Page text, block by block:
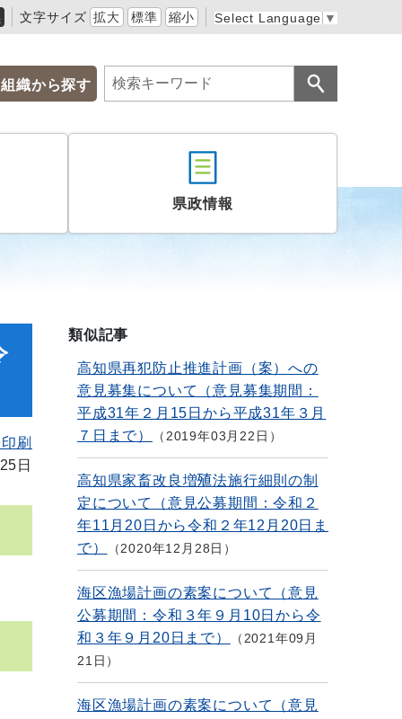
文字サイズ 拡大 標準 縮小 Select Language ▼
組織から探す
県政情報
刷
日
類似記事
高知県再犯防止推進計画（案）への
意見募集について（意見募集期間：
平成31年２月15日から平成31年３月
７日まで）
2019年03月22日
高知県家畜改良増殖法施行細則の制
定について（意見公募期間：令和２
年11月20日から令和２年12月20日ま
で）
2020年12月28日
海区漁場計画の素案について（意見
公募期間：令和３年９月10日から令
和３年９月20日まで）
2021年09月
21日
海区漁場計画の素案について（意見